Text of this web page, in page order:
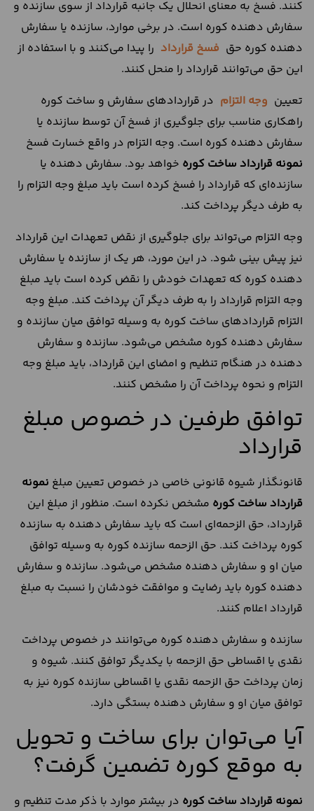
کنند. فسخ به معنای انحلال یک جانبه قرارداد از سوی سازنده و
سفارش دهنده کوره است. در برخی موارد، سازنده یا سفارش
دهنده کوره حق فسخ قرارداد را پیدا می‌کنند و با استفاده از
این حق می‌توانند قرارداد را منحل کنند.
تعیین وجه التزام در قرارداد‌های سفارش و ساخت کوره
راهکاری مناسب برای جلوگیری از فسخ آن توسط سازنده یا
سفارش دهنده کوره است. وجه التزام در واقع خسارت فسخ
نمونه قرارداد ساخت کوره خواهد بود. سفارش دهنده یا
سازنده‌ای که قرارداد را فسخ کرده است باید مبلغ وجه التزام را
به طرف دیگر پرداخت کند.
وجه التزام می‌تواند برای جلوگیری از نقض تعهدات این قرارداد
نیز پیش بینی شود. در این مورد، هر یک از سازنده یا سفارش
دهنده کوره که تعهدات خودش را نقض کرده است باید مبلغ
وجه التزام قرارداد را به طرف دیگر آن پرداخت کند. مبلغ وجه
التزام قراردادهای ساخت کوره به وسیله توافق میان سازنده و
سفارش دهنده کوره مشخص می‌شود. سازنده و سفارش
دهنده در هنگام تنظیم و امضای این قرارداد، باید مبلغ وجه
التزام و نحوه پرداخت آن را مشخص کنند.
توافق طرفین در خصوص مبلغ
قرارداد
قانونگذار شیوه قانونی خاصی در خصوص تعیین مبلغ نمونه
قرارداد ساخت کوره مشخص نکرده است. منظور از مبلغ این
قرارداد، حق الزحمه‌ای است که باید سفارش دهنده به سازنده
کوره پرداخت کند. حق الزحمه سازنده کوره به وسیله توافق
میان او و سفارش دهنده مشخص می‌شود. سازنده و سفارش
دهنده کوره باید رضایت و موافقت خودشان را نسبت به مبلغ
قرارداد اعلام کنند.
سازنده و سفارش دهنده کوره می‌توانند در خصوص پرداخت
نقدی یا اقساطی حق الزحمه با یکدیگر توافق کنند. شیوه و
زمان پرداخت حق الزحمه نقدی یا اقساطی سازنده کوره نیز به
توافق میان او و سفارش دهنده بستگی دارد.
آیا می‌توان برای ساخت و تحویل
به موقع کوره تضمین گرفت؟
نمونه قرارداد ساخت کوره در بیشتر موارد با ذکر مدت تنظیم و